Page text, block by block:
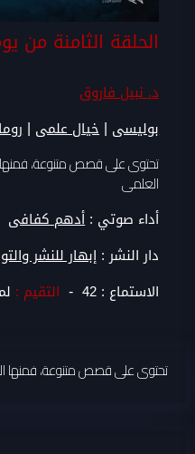
الحلقة الثامنة من
د. نبيل فاروق
بوليسى |خيال علمى |
تحتوى على قصص متنوعة، فمنها
العلمى
أداء صوتي :أدهم كفافى
دار النشر : إبهار للنشر
الاستماع : 42
- التقيم :
تحتوى على قصص متنوعة، فمنها